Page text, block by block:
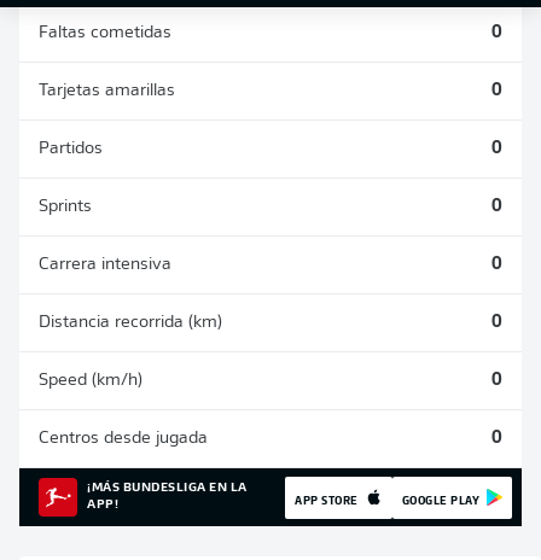
Faltas cometidas 0
Tarjetas amarillas 0
Partidos 0
Sprints 0
Carrera intensiva 0
Distancia recorrida (km) 0
Speed (km/h) 0
Centros desde jugada 0
¡MÁS BUNDESLIGA EN LA
APP!
APP STORE GOOGLE PLAY